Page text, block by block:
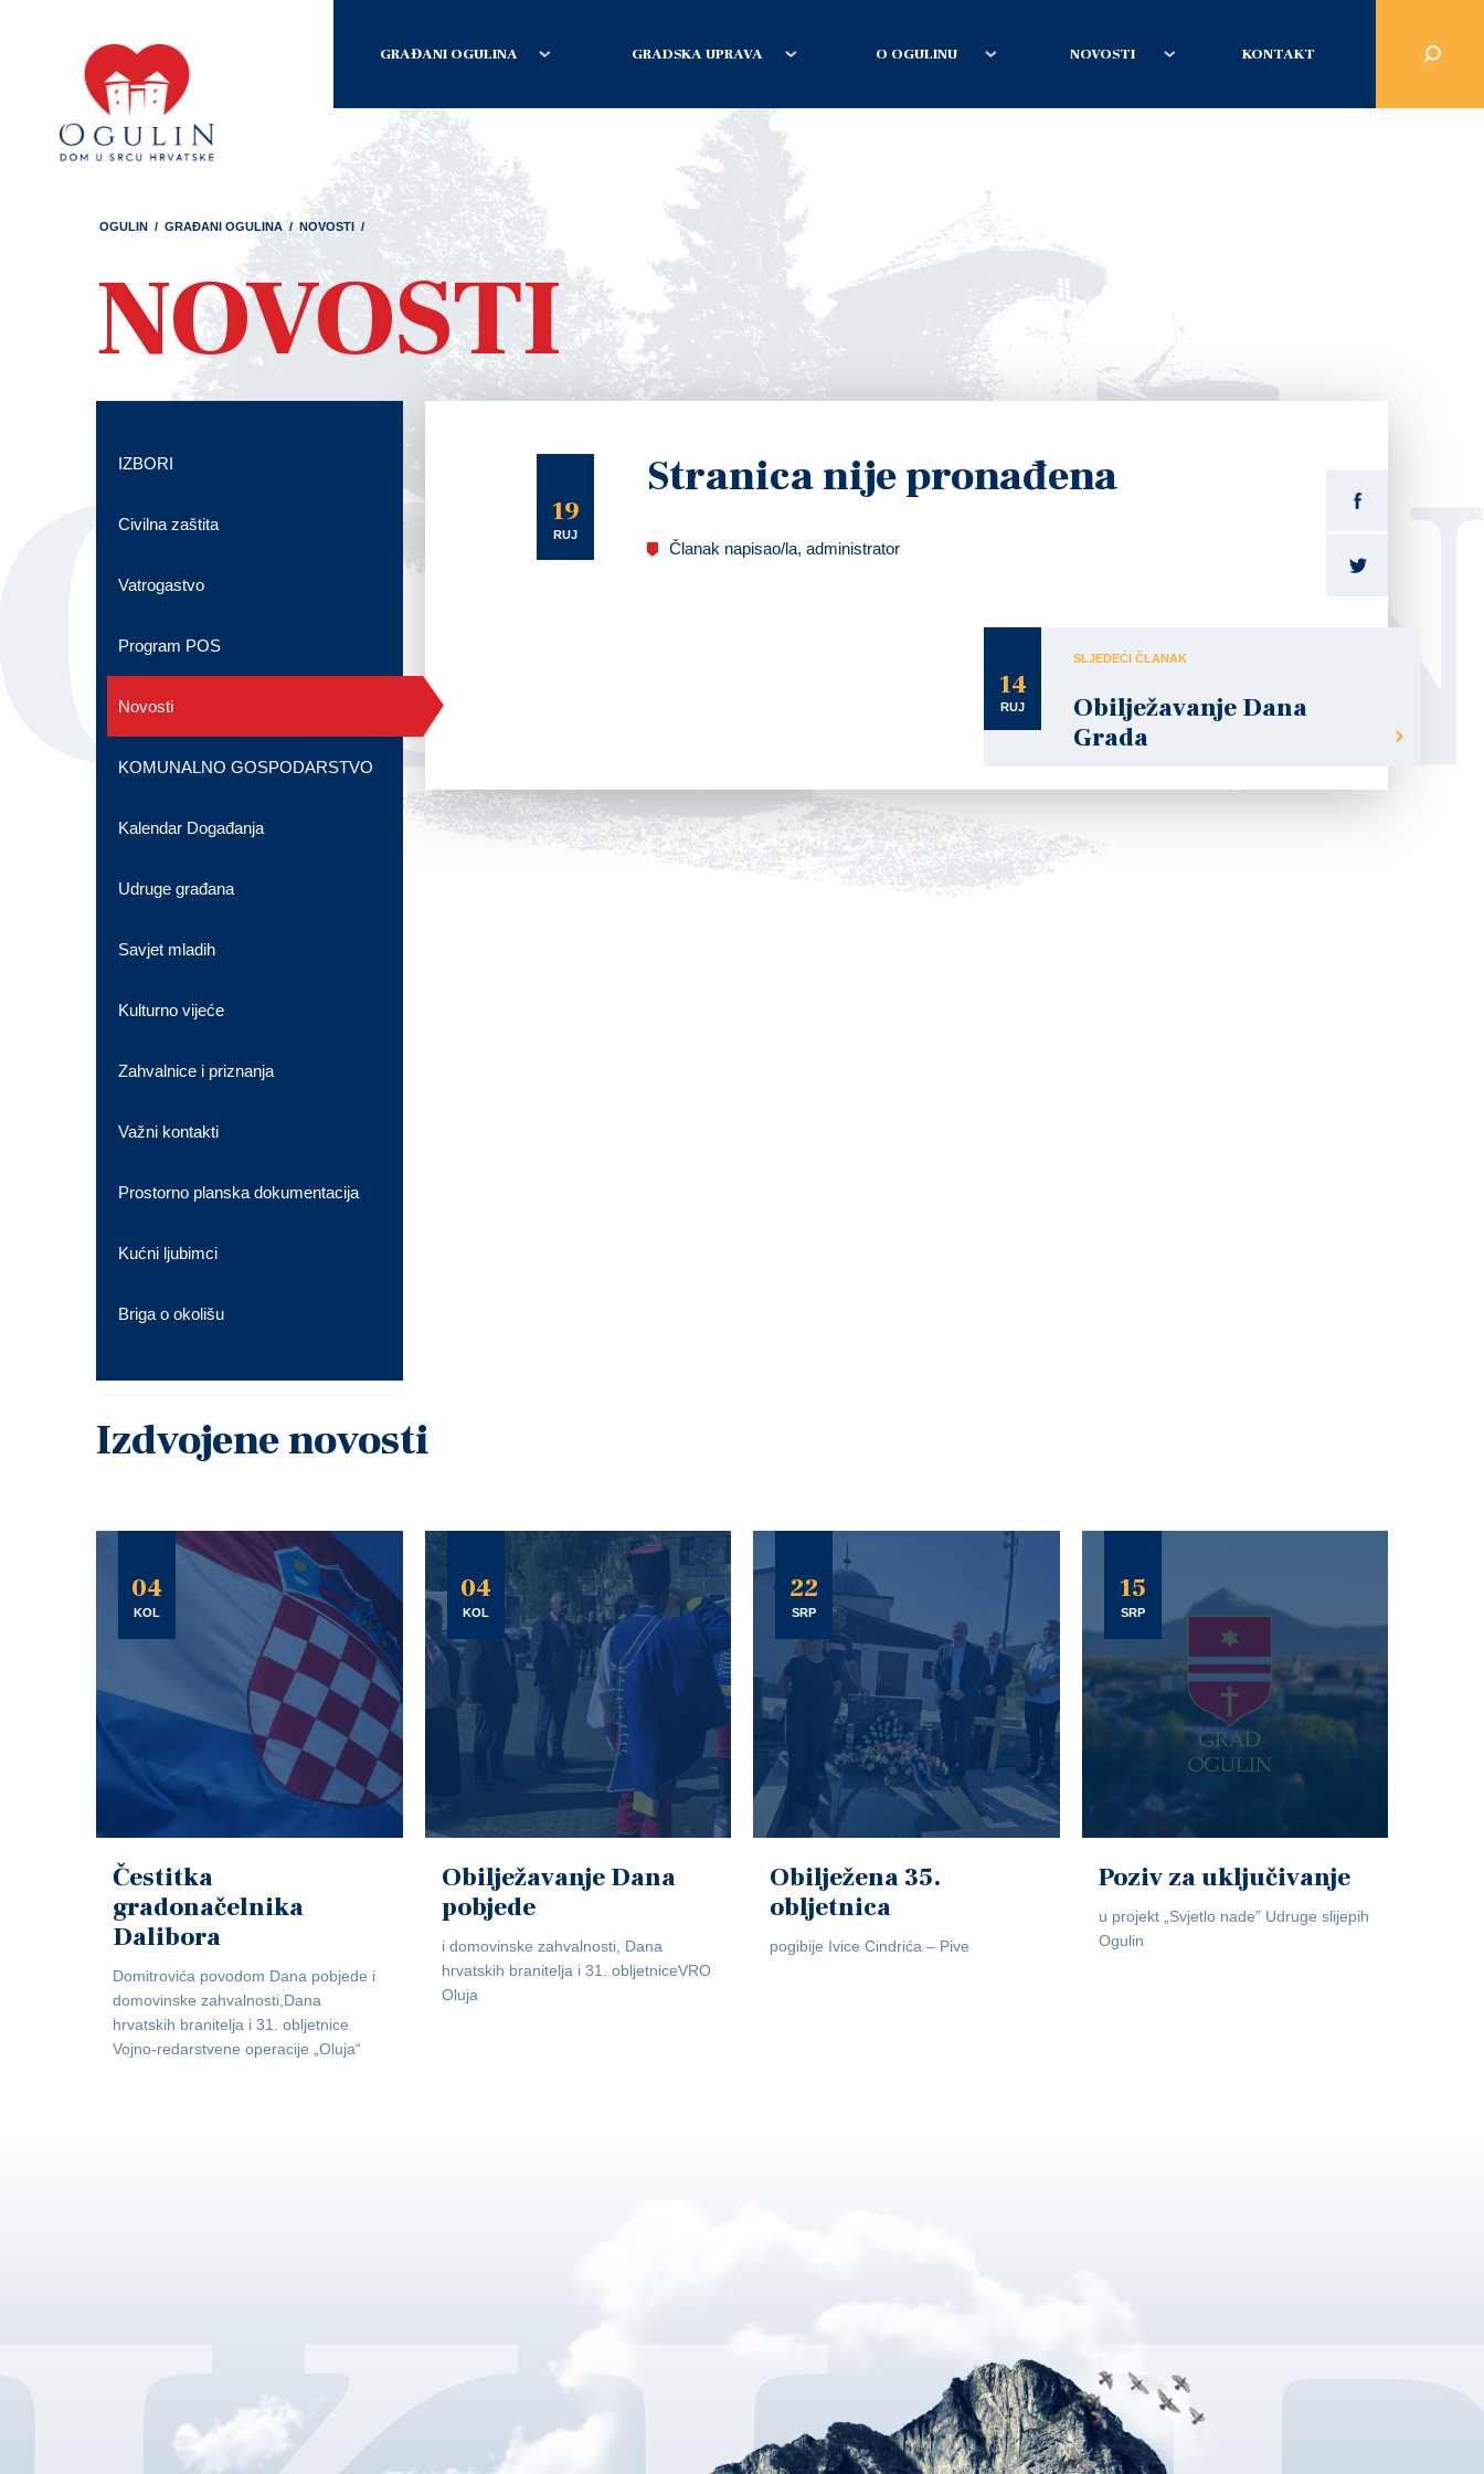
GRAĐANI OGULINA GRADSKA UPRAVA O OGULINU NOVOSTI KONTAKT
OGULIN / GRAĐANI OGULINA / NOVOSTI /
NOVOSTI
19
RUJ
Stranica nije pronađena
Članak napisao/la, administrator
14
RUJ
SLJEDEĆI ČLANAK
Obilježavanje Dana
Grada
IZBORI
Civilna zaštita
Vatrogastvo
Program POS
Novosti
KOMUNALNO GOSPODARSTVO
Kalendar Događanja
Udruge građana
Savjet mladih
Kulturno vijeće
Zahvalnice i priznanja
Važni kontakti
Prostorno planska dokumentacija
Kućni ljubimci
Briga o okolišu
Izdvojene novosti
04
KOL
Čestitka
gradonačelnika
Dalibora
Domitrovića povodom Dana pobjede i
domovinske zahvalnosti,Dana
hrvatskih branitelja i 31. obljetnice
Vojno-redarstvene operacije „Oluja“
04
KOL
Obilježavanje Dana
pobjede
i domovinske zahvalnosti, Dana
hrvatskih branitelja i 31. obljetniceVRO
Oluja
22
SRP
Obilježena 35.
obljetnica
pogibije Ivice Cindrića – Pive
15
SRP
Poziv za uključivanje
u projekt „Svjetlo nade” Udruge slijepih
Ogulin